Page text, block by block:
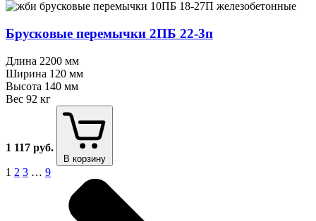
Брусковые перемычки 2ПБ 22⁠-⁠3п
Длина 2200 мм
Ширина 120 мм
Высота 140 мм
Вес 92 кг
1 117 руб.
В корзину
1 2 3 … 9